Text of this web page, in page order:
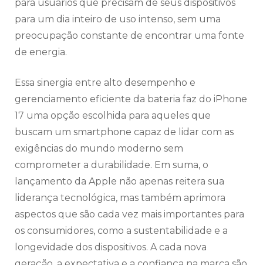
para usuários que precisam de seus dispositivos
para um dia inteiro de uso intenso, sem uma
preocupação constante de encontrar uma fonte
de energia.
Essa sinergia entre alto desempenho e
gerenciamento eficiente da bateria faz do iPhone
17 uma opção escolhida para aqueles que
buscam um smartphone capaz de lidar com as
exigências do mundo moderno sem
comprometer a durabilidade. Em suma, o
lançamento da Apple não apenas reitera sua
liderança tecnológica, mas também aprimora
aspectos que são cada vez mais importantes para
os consumidores, como a sustentabilidade e a
longevidade dos dispositivos. A cada nova